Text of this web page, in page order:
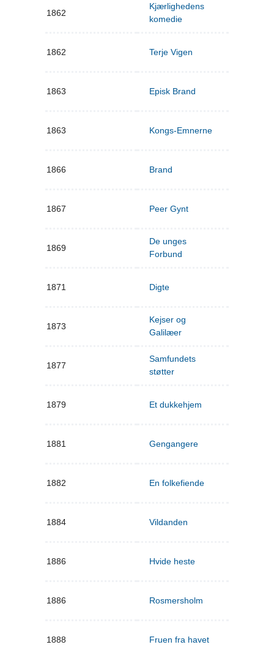
1862
Kjærlighedens
komedie
1862 Terje Vigen
1863 Episk Brand
1863 Kongs-Emnerne
1866 Brand
1867 Peer Gynt
1869
De unges
Forbund
1871 Digte
1873
Kejser og
Galilæer
1877
Samfundets
støtter
1879 Et dukkehjem
1881 Gengangere
1882 En folkefiende
1884 Vildanden
1886 Hvide heste
1886 Rosmersholm
1888 Fruen fra havet